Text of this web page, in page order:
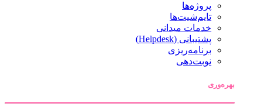
پروژه‌ها
تایم‌شیت‌ها
خدمات میدانی
پشتیبانی (Helpdesk)
برنامه‌ریزی
نوبت‌دهی
بهره‌وری